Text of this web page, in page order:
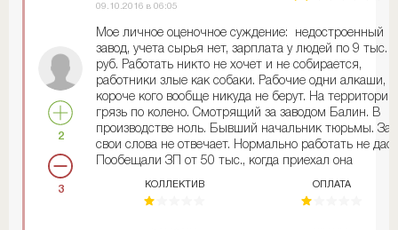
2
3
09.10.2016 в 06:05
Мое личное оценочное суждение: недостроенный
завод, учета сырья нет, зарплата у людей по 9 тыс.
руб. Работать никто не хочет и не собирается,
работники злые как собаки. Рабочие одни алкаши,
короче кого вообще никуда не берут. На территории
грязь по колено. Смотрящий за заводом Балин. В
производстве ноль. Бывший начальник тюрьмы. За
свои слова не отвечает. Нормально работать не
Пообещали ЗП от 50 тыс., когда приехал она
7.00 до 20.00 с понедельника по субботу. В
воскресенье так и быть можешь до 12.00, тебе ведь
КОЛЛЕКТИВ ОПЛАТА